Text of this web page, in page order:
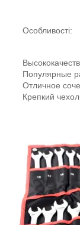
Особливості:
Популярные
Отличное
Крепкий